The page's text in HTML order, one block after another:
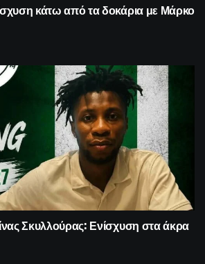
κάτω από τα δοκάρια με Μάρκο
Σκυλλούρας: Ενίσχυση στα άκρα